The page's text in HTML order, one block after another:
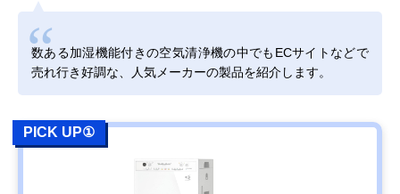
数ある加湿機能付きの空気清浄機の中でもECサイトなどで
売れ行き好調な、人気メーカーの製品を紹介します。
PICK UP①